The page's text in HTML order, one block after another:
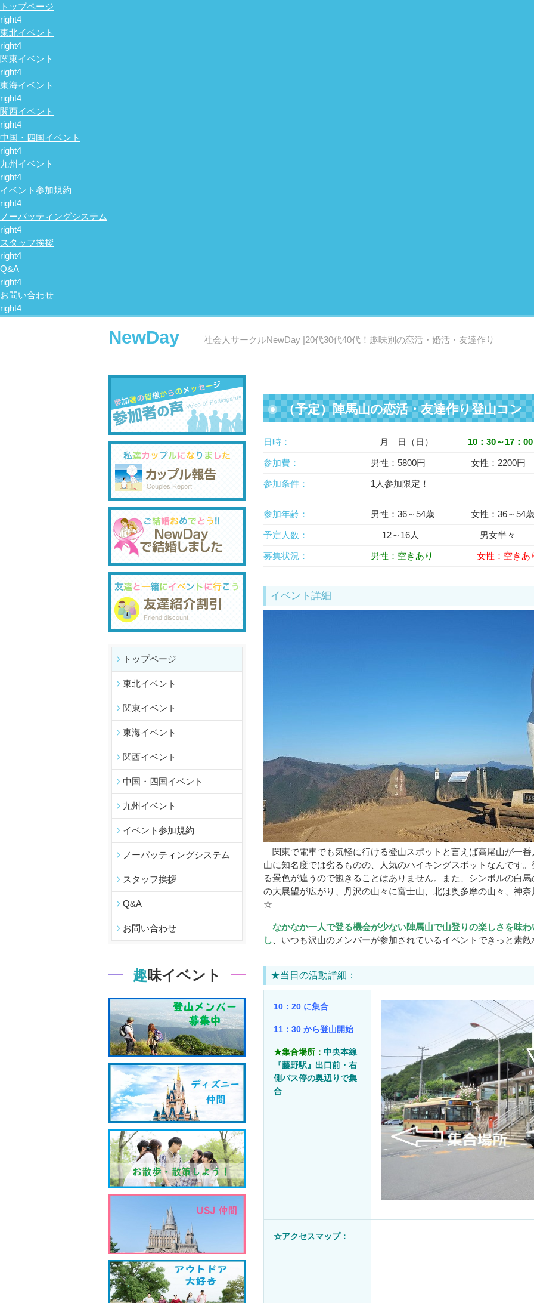
トップページ
東北イベント
関東イベント
東海イベント
関西イベント
中国・四国イベント
九州イベント
イベント参加規約
ノーバッティングシステム
スタッフ挨拶
Q&A
お問い合わせ
社会人サークルNewDay |20代30代40代！趣味別の恋活・婚活・友達作り
NewDay
トップページ
東北イベント
関東イベント
東海イベント
関西イベント
中国・四国イベント
九州イベント
イベント参加規約
ノーバッティングシステム
スタッフ挨拶
Q&A
お問い合わせ
趣味イベント
（予定）陣馬山の恋活・友達作り登山コン
日時： 月 日（日） 10：30～17：00
参加費： 男性：5800円 女性：2200円
参加条件： 1人参加限定！
参加年齢： 男性：36～54歳 女性：36～54歳
予定人数： 12～16人 男女半々
募集状況： 男性：空きあり 女性：空きあ
イベント詳細
関東で電車でも気軽に行ける登山スポットと言えば高尾山が一
山に知名度では劣るものの、人気のハイキングスポットなんです
る景色が違うので飽きることはありません。また、シンボルの白
の大展望が広がり、丹沢の山々に富士山、北は奥多摩の山々、神
☆
なかなか一人で登る機会が少ない陣馬山で山登りの楽しさを味
し 、いつも沢山のメンバーが参加されているイベントできっと素
★当日の活動詳細：
10：20 に集合
11：30 から登山開始
★集合場所： 中央本線
『藤野駅』出口前・右
側バス停の奥辺りで集
合
☆アクセスマップ：